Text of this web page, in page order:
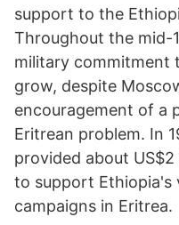
support to the
Throughout the mid-
military commitment
grow, despite
encouragement of a
Eritrean problem. In
provided about
to support Ethiopia's
campaigns in Eritrea.